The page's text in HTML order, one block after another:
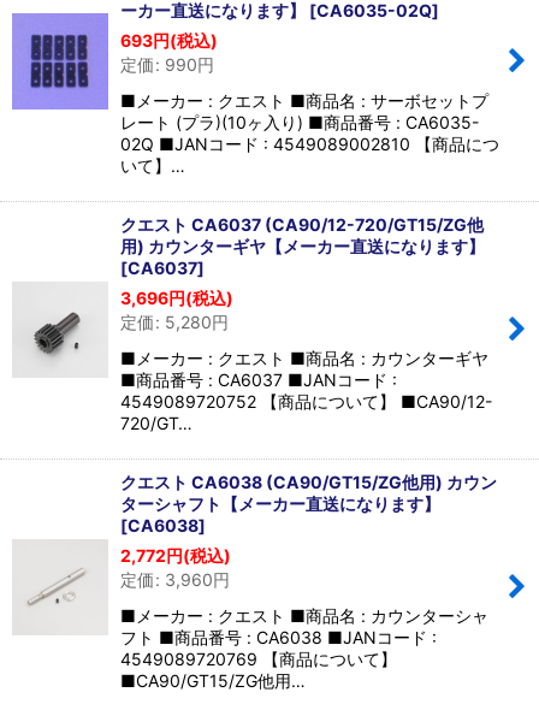
ーカー直送になります】 [CA6035-02Q]
693円(税込)
定価: 990円
■メーカー : クエスト ■商品名 : サーボセットプ
レート (プラ)(10ヶ入り) ■商品番号 : CA6035-
02Q ■JANコード : 4549089002810 【商品につ
いて】…
クエスト CA6037 (CA90/12-720/GT15/ZG他
用) カウンターギヤ【メーカー直送になります】
[CA6037]
3,696円(税込)
定価: 5,280円
■メーカー : クエスト ■商品名 : カウンターギヤ
■商品番号 : CA6037 ■JANコード :
4549089720752 【商品について】 ■CA90/12-
720/GT…
クエスト CA6038 (CA90/GT15/ZG他用) カウン
ターシャフト【メーカー直送になります】
[CA6038]
2,772円(税込)
定価: 3,960円
■メーカー : クエスト ■商品名 : カウンターシャ
フト ■商品番号 : CA6038 ■JANコード :
4549089720769 【商品について】
■CA90/GT15/ZG他用…